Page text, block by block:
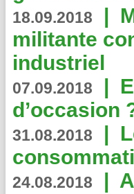
18.09.2018 |
militante
industriel
07.09.2018 |
d’occasion
31.08.2018 |
24.08.2018 |